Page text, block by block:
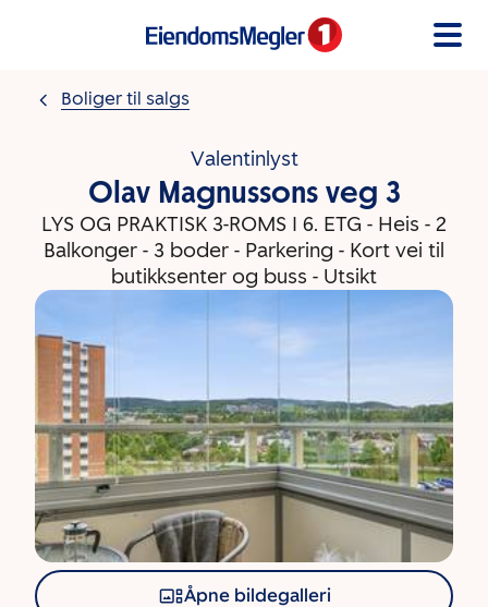
Boliger til salgs
Valentinlyst
Olav Magnussons veg 3
LYS OG PRAKTISK 3-ROMS I 6. ETG - Heis - 2
Balkonger - 3 boder - Parkering - Kort vei til
butikksenter og buss - Utsikt
Åpne bildegalleri